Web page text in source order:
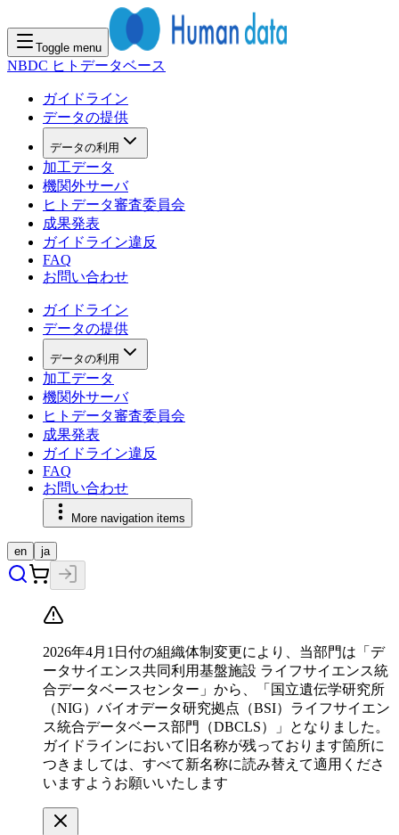
Toggle menu
NBDC ヒトデータベース
ガイドライン
データの提供
データの利用
加工データ
機関外サーバ
ヒトデータ審査委員会
成果発表
ガイドライン違反
FAQ
お問い合わせ
ガイドライン
データの提供
データの利用
加工データ
機関外サーバ
ヒトデータ審査委員会
成果発表
ガイドライン違反
FAQ
お問い合わせ
More navigation items
en ja
2026年4月1日付の組織体制変更により、当部門は「デ
ータサイエンス共同利用基盤施設 ライフサイエンス統
合データベースセンター」から、「国立遺伝学研究所
（NIG）バイオデータ研究拠点（BSI）ライフサイエン
ス統合データベース部門（DBCLS）」となりました。
ガイドラインにおいて旧名称が残っております箇所に
つきましては、すべて新名称に読み替えて適用くださ
いますようお願いいたします